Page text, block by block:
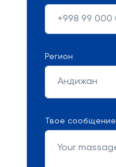
Регион
Андижан
Твое сообщение